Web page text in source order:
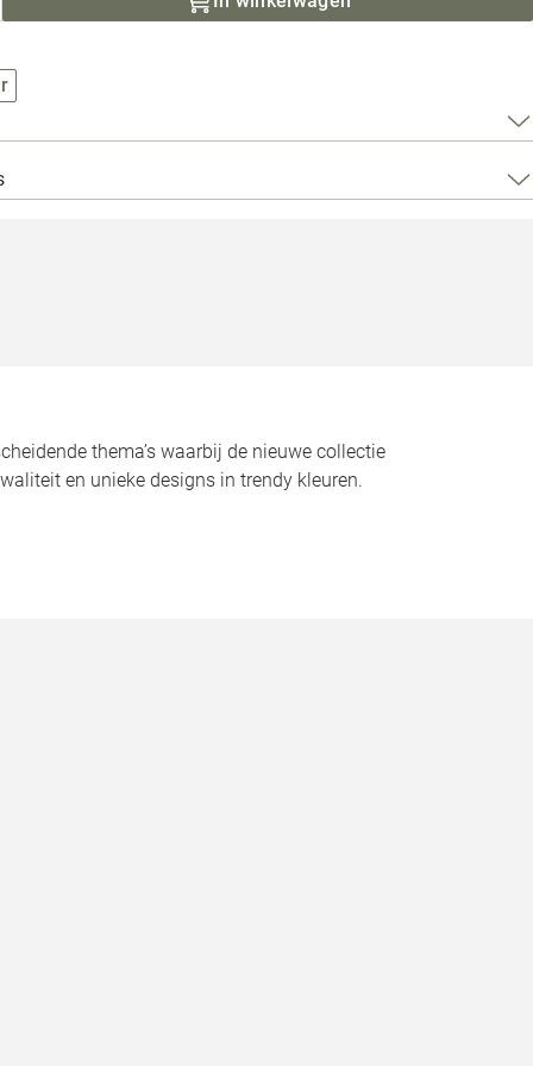
Alle
thema’s waarbij de nieuwe collectie
en unieke designs in trendy kleuren.